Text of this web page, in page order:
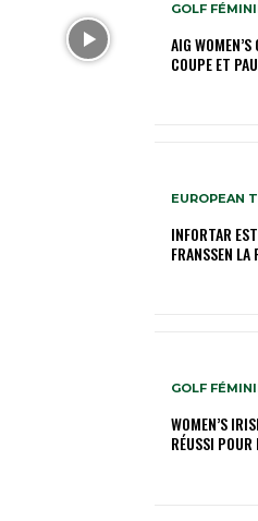
GOLF
AIG
COUPE ET
EUROPEAN
INFORTAR
FRANSSEN
GOLF
WOMEN’S
RÉUSSI